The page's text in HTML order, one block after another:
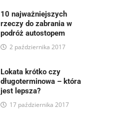
10 najważniejszych
rzeczy do zabrania w
podróż autostopem
2 października 2017
Lokata krótko czy
długoterminowa – która
jest lepsza?
17 października 2017